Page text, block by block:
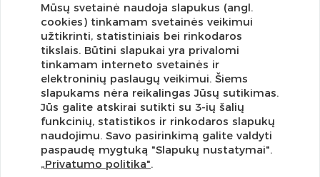
Užsisakykite naujienlaiškį ir pirmi gaukite geriausius
pasiūlymus!
Mūsų svetainė naudoja slapukus (angl.
cookies) tinkamam svetainės veikimui
užtikrinti, statistiniais bei rinkodaros
tikslais. Būtini slapukai yra privalomi
tinkamam interneto svetainės ir
elektroninių paslaugų veikimui. Šiems
slapukams nėra reikalingas Jūsų sutikimas.
Jūs galite atskirai sutikti su 3-ių šalių
funkcinių, statistikos ir rinkodaros slapukų
naudojimu. Savo pasirinkimą galite valdyti
paspaudę mygtuką "Slapukų nustatymai".
„Privatumo politika".